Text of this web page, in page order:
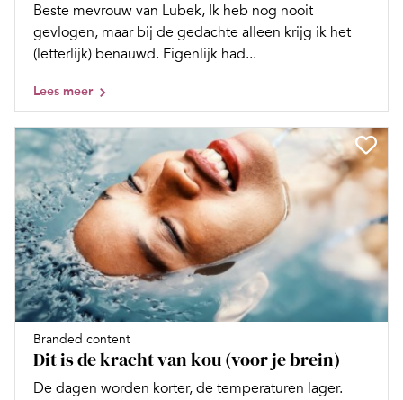
Beste mevrouw van Lubek, Ik heb nog nooit
gevlogen, maar bij de gedachte alleen krijg ik het
(letterlijk) benauwd. Eigenlijk had...
Lees meer
Branded content
Dit is de kracht van kou (voor je brein)
De dagen worden korter, de temperaturen lager.